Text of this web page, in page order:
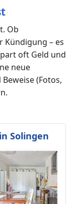
Ob
Kündigung – es
oft Geld und
neue
(Fotos,
Solingen